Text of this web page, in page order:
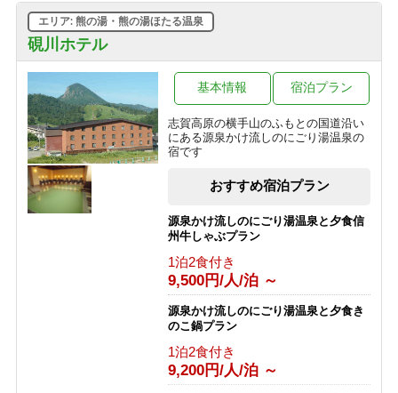
10,445円/人/泊 ～
フト券無料♪
1泊2食付き
16,845円/人/泊 ～
家族でわいわい和洋室確約！1泊２
1泊2食付き
17,100円/人/泊 ～
予約即お支払い！キャンセル不可だか
ら超お得！1泊2食付き フリープラン
12,700円/人/泊 ～
硯川ホテル
エリア: 熊の湯・熊の湯ほたる温泉
志賀高原の横手山のふもとの国道沿い
にある源泉かけ流しのにごり湯温泉の
宿です
基本情報 宿泊プラン
おすすめ宿泊プラン
源泉かけ流しのにごり湯温泉と夕食信
州牛しゃぶプラン
1泊2食付き
9,500円/人/泊 ～
源泉かけ流しのにごり湯温泉と夕食き
のこ鍋プラン
1泊2食付き
9,200円/人/泊 ～